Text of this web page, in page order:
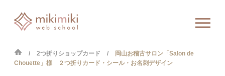
2つ折りショップカード
岡山お稽古サロン「Salon de
Chouette」様 ２つ折りカード・シール・お名刺デザイン